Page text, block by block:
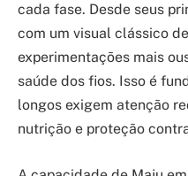
cada fase. Desde seus
com um visual clássico
experimentações mais
saúde dos fios. Isso é
longos exigem atenção
nutrição e proteção